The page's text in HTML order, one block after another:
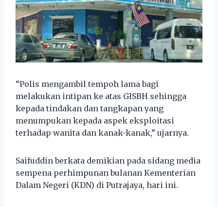
“Polis mengambil tempoh lama bagi
melakukan intipan ke atas GISBH sehingga
kepada tindakan dan tangkapan yang
menumpukan kepada aspek eksploitasi
terhadap wanita dan kanak-kanak,” ujarnya.
Saifuddin berkata demikian pada sidang media
sempena perhimpunan bulanan Kementerian
Dalam Negeri (KDN) di Putrajaya, hari ini.